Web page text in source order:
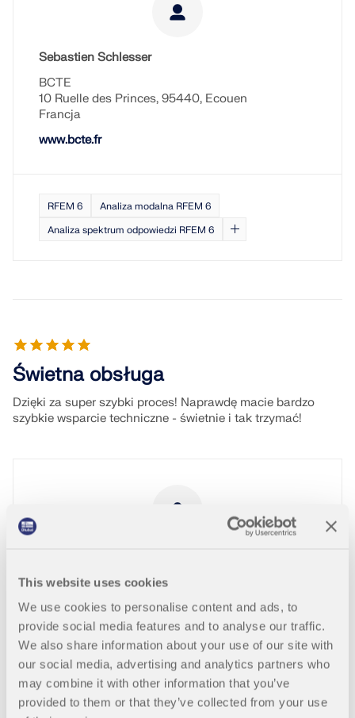
This website uses cookies
We use cookies to personalise content and ads, to
provide social media features and to analyse our traffic.
We also share information about your use of our site with
our social media, advertising and analytics partners who
may combine it with other information that you’ve
provided to them or that they’ve collected from your use
Sebastien Schlesser
BCTE
10 Ruelle des Princes, 95440, Ecouen
Francja
www.bcte.fr
RFEM 6
Analiza modalna RFEM 6
Analiza spektrum odpowiedzi RFEM 6
Świetna obsługa
Dzięki za super szybki proces! Naprawdę macie bardzo
szybkie wsparcie techniczne - świetnie i tak trzymać!
Josef Wiegand GmbH & Co. KG
Niemcy
www.wiegandslide.de
RFEM 6 Analiza modalna RFEM 6